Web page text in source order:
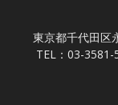
東京都千代田
TEL：03-